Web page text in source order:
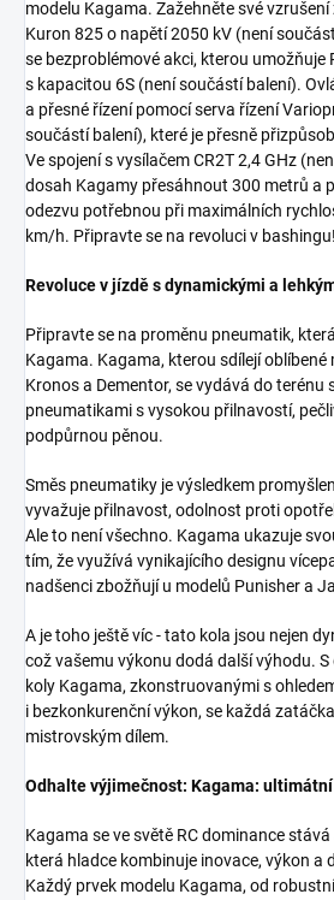
modelu Kagama. Zažehněte své
Kuron 825 o napětí 2050 kV (není
se bezproblémové akci, kterou umožňuje
s kapacitou 6S (není součástí balení).
a přesné řízení pomocí serva řízení
součástí balení), které je přesně
Ve spojení s vysílačem CR2T 2,4 GHz
dosah Kagamy přesáhnout 300 metrů a
odezvu potřebnou při maximálních
km/h. Připravte se na revoluci v bashingu!
Revoluce v jízdě s dynamickými a
Připravte se na proměnu pneumatik,
Kagama. Kagama, kterou sdílejí oblíbené
Kronos a Dementor, se vydává do terénu
pneumatikami s vysokou přilnavostí,
podpůrnou pěnou.
Směs pneumatiky je výsledkem
vyvažuje přilnavost, odolnost proti
Ale to není všechno. Kagama ukazuje
tím, že využívá vynikajícího designu
nadšenci zbožňují u modelů Punisher a
A je toho ještě víc - tato kola jsou nejen
což vašemu výkonu dodá další výhodu.
koly Kagama, zkonstruovanými s
i bezkonkurenční výkon, se každá
mistrovským dílem.
Odhalte výjimečnost: Kagama: ultimátní
Kagama se ve světě RC dominance
která hladce kombinuje inovace, výkon a
Každý prvek modelu Kagama, od